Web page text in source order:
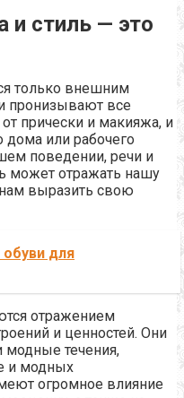
стиль — это
только внешним
пронизывают все
прически и макияжа, и
дома или рабочего
поведении, речи и
может отражать нашу
выразить свою
для
отражением
и ценностей. Они
модные течения,
и модных
огромное влияние